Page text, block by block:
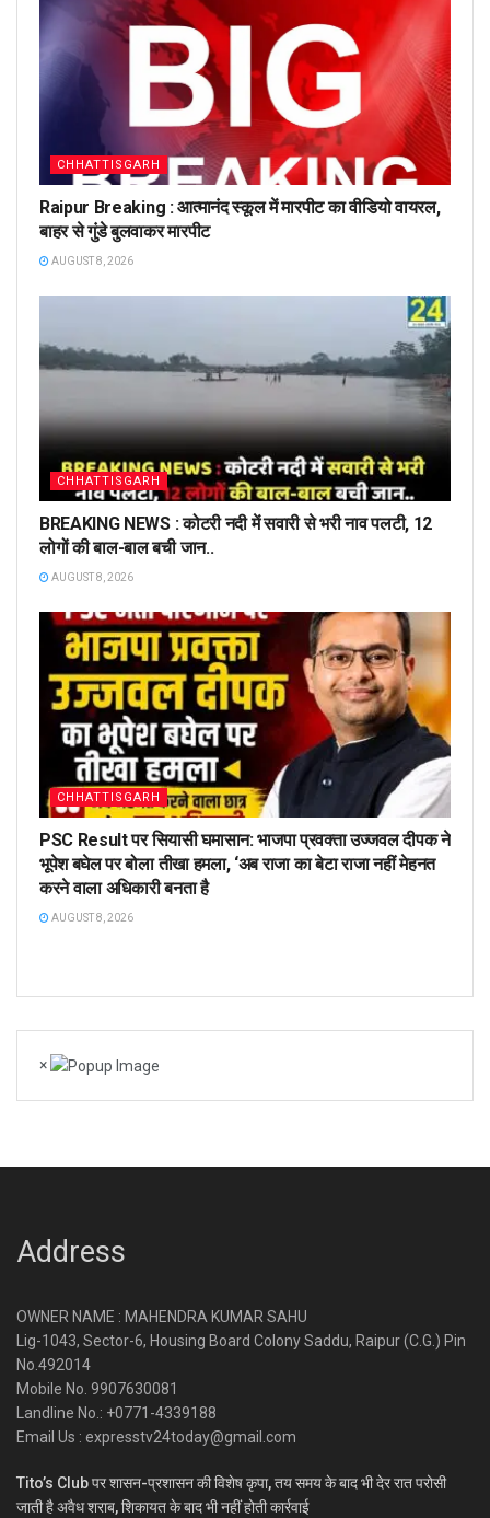
CHHATTISGARH
Raipur Breaking : आत्मानंद स्कूल में मारपीट का वीडियो वायरल,
बाहर से गुंडे बुलवाकर मारपीट
AUGUST 8, 2026
CHHATTISGARH
BREAKING NEWS : कोटरी नदी में सवारी से भरी नाव पलटी, 12
लोगों की बाल-बाल बची जान..
AUGUST 8, 2026
CHHATTISGARH
PSC Result पर सियासी घमासान: भाजपा प्रवक्ता उज्जवल दीपक ने
भूपेश बघेल पर बोला तीखा हमला, ‘अब राजा का बेटा राजा नहीं मेहनत
करने वाला अधिकारी बनता है
AUGUST 8, 2026
×
Address
OWNER NAME : MAHENDRA KUMAR SAHU
Lig-1043, Sector-6, Housing Board Colony Saddu, Raipur (C.G.) Pin
No.492014
Mobile No. 9907630081
Landline No.: +0771-4339188
Email Us : expresstv24today@gmail.com
Tito’s Club पर शासन-प्रशासन की विशेष कृपा, तय समय के बाद भी देर रात परोसी
जाती है अवैध शराब, शिकायत के बाद भी नहीं होती कार्रवाई